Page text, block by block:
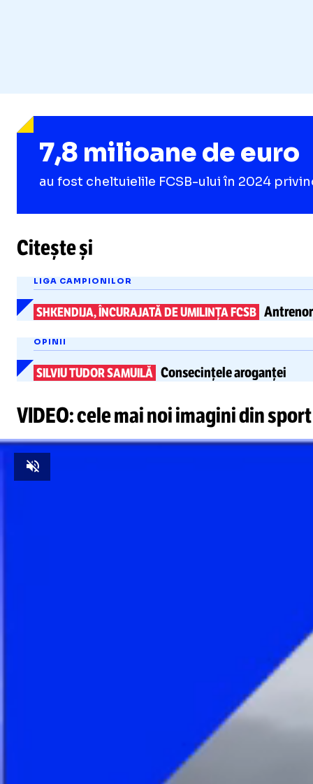
7,8 milioane de euro
au fost cheltuielile FCSB-ului în 2024
Citește și
LIGA CAMPIONILOR
SHKENDIJA, ÎNCURAJATĂ DE UMILINȚA FCSB
OPINII
SILVIU TUDOR SAMUILĂ Consecințelearoganței
VIDEO: cele mai noi imagini din sport
Unmute